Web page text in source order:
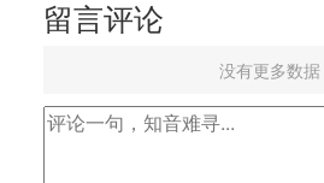
留言评论
没有更多数据